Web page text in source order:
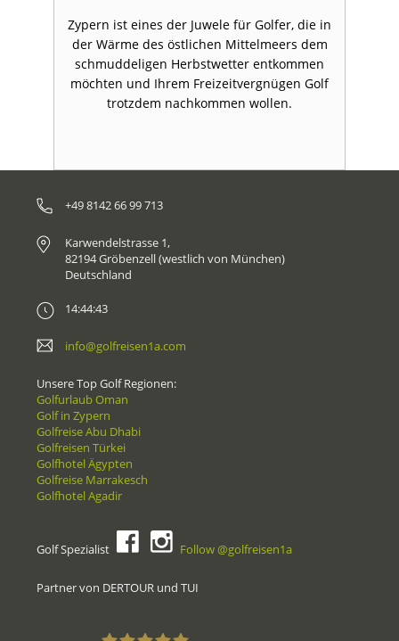
Zypern ist eines der Juwele für Golfer, die in
der Wärme des östlichen Mittelmeers dem
schmuddeligen Herbstwetter entkommen
möchten und Ihrem Freizeitvergnügen Golf
trotzdem nachkommen wollen.
+49 8142 66 99 713
Karwendelstrasse 1,
82194 Gröbenzell (westlich von München)
Deutschland
14:44:43
info@golfreisen1a.com
Unsere Top Golf Regionen:
Golfurlaub Oman
Golf in Zypern
Golfreise Abu Dhabi
Golfreisen Türkei
Golfhotel Ägypten
Golfreise Marrakesch
Golfhotel Agadir
Golf Spezialist Follow @golfreisen1a
Partner von DERTOUR und TUI